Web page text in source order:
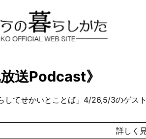
放送Podcast》
してせかいとことば」4/26,5/3のゲス
詳しく